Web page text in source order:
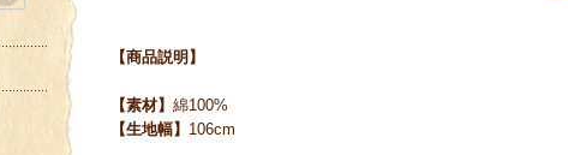
【商品説明】
【素材】 綿100%
【生地幅】 106cm